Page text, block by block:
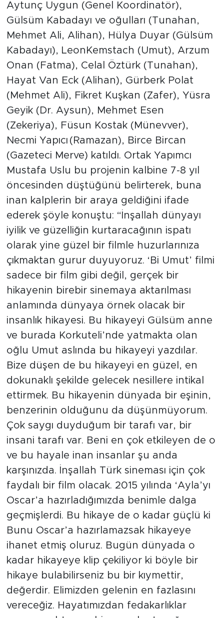
Aytunç Uygun (Genel Koordinatör),
Gülsüm Kabadayı ve oğulları (Tunahan,
Mehmet Ali, Alihan), Hülya Duyar (Gülsüm
Kabadayı), LeonKemstach (Umut), Arzum
Onan (Fatma), Celal Öztürk (Tunahan),
Hayat Van Eck (Alihan), Gürberk Polat
(Mehmet Ali), Fikret Kuşkan (Zafer), Yüsra
Geyik (Dr. Aysun), Mehmet Esen
(Zekeriya), Füsun Kostak (Münevver),
Necmi Yapıcı (Ramazan), Birce Bircan
(Gazeteci Merve) katıldı. Ortak Yapımcı
Mustafa Uslu bu projenin kalbine 7-8 yıl
öncesinden düştüğünü belirterek, buna
inan kalplerin bir araya geldiğini ifade
ederek şöyle konuştu: “İnşallah dünyayı
iyilik ve güzelliğin kurtaracağının ispatı
olarak yine güzel bir filmle huzurlarınıza
çıkmaktan gurur duyuyoruz. ‘Bi Umut’ filmi
sadece bir film gibi değil, gerçek bir
hikayenin birebir sinemaya aktarılması
anlamında dünyaya örnek olacak bir
insanlık hikayesi. Bu hikayeyi Gülsüm anne
ve burada Korkuteli’nde yatmakta olan
oğlu Umut aslında bu hikayeyi yazdılar.
Bize düşen de bu hikayeyi en güzel, en
dokunaklı şekilde gelecek nesillere intikal
ettirmek. Bu hikayenin dünyada bir eşinin,
benzerinin olduğunu da düşünmüyorum.
Çok saygı duyduğum bir tarafı var, bir
insani tarafı var. Beni en çok etkileyen de o
ve bu hayale inan insanlar şu anda
karşınızda. İnşallah Türk sineması için çok
faydalı bir film olacak. 2015 yılında ‘Ayla’yı
Oscar’a hazırladığımızda benimle dalga
geçmişlerdi. Bu hikaye de o kadar güçlü ki
Bunu Oscar’a hazırlamazsak hikayeye
ihanet etmiş oluruz. Bugün dünyada o
kadar hikayeye klip çekiliyor ki böyle bir
hikaye bulabilirseniz bu bir kıymettir,
değerdir. Elimizden gelenin en fazlasını
vereceğiz. Hayatımızdan fedakarlıklar